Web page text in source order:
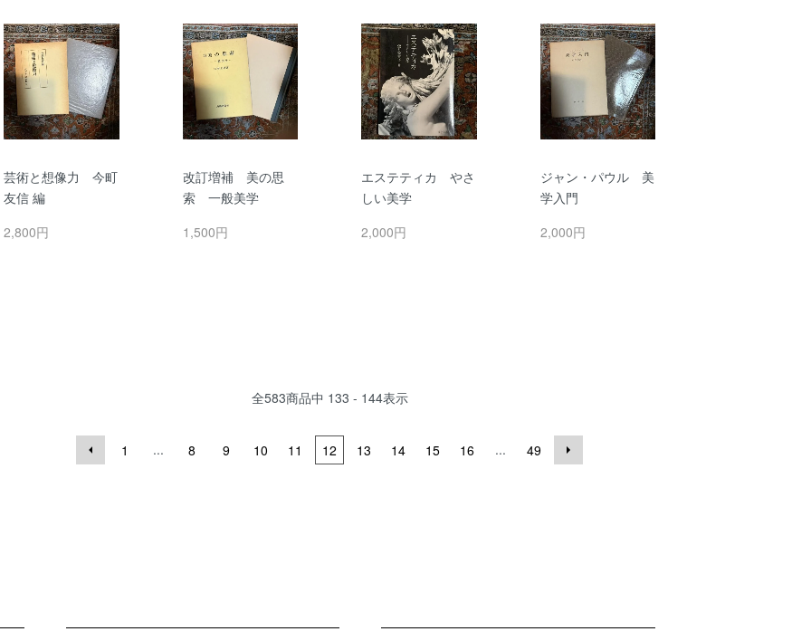
芸術と想像力 今町
友信 編
2,800円
改訂増補 美の思
索 一般美学
1,500円
エステティカ やさ
しい美学
2,000円
ジャン・パウル 美
学入門
2,000円
全583商品中 133 - 144表示
1 ... 8 9 10 11 12 13 14 15 16 ... 49